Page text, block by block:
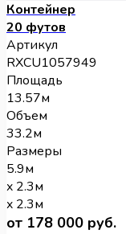
Контейнер
20 футов
Артикул
RXCU1057949
Площадь
13.57м
Объем
33.2м
Размеры
5.9м
x 2.3м
x 2.3м
от 178 000 руб.